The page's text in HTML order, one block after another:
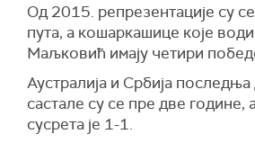
Од 2015. репрезентације су
пута, а кошаркашице које
Маљковић имају четири
Аустралија и Србија последња
састале су се пре две године,
сусрета је 1-1.